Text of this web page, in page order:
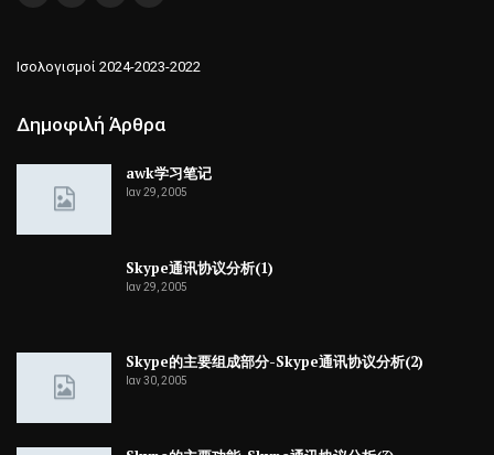
Ισολογισμοί 2024-2023-2022
Δημοφιλή Άρθρα
awk学习笔记
Ιαν 29, 2005
Skype通讯协议分析(1)
Ιαν 29, 2005
Skype的主要组成部分-Skype通讯协议分析(2)
Ιαν 30, 2005